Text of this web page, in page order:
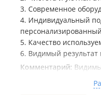
3. Современное
4. Индивидуальный
5. Качество
6. Видимый результат
Комментарий:
улучшения, что